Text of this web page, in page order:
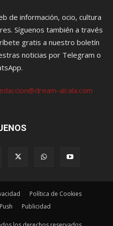
de información, ocio, cultura
Síguenos también a través
gratis a nuestro boletín
noticias por Telegram o
alcala.com
Política de Cookies
Publicidad